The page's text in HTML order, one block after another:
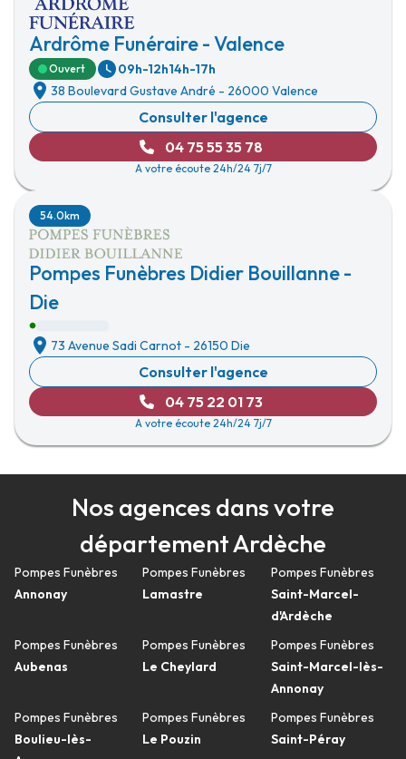
Ardrôme Funéraire - Valence
Ouvert 09h-12h14h-17h
38 Boulevard Gustave André - 26000 Valence
Consulter l'agence
04 75 55 35 78
A votre écoute 24h/24 7j/7
Pompes Funèbres Didier Bouillanne -
Die
54.0km
73 Avenue Sadi Carnot - 26150 Die
Consulter l'agence
04 75 22 01 73
A votre écoute 24h/24 7j/7
Nos agences dans votre
département Ardèche
Pompes Funèbres
Annonay
Pompes Funèbres
Aubenas
Pompes Funèbres
Boulieu-lès-
Pompes Funèbres
Lamastre
Pompes Funèbres
Le Cheylard
Pompes Funèbres
Le Pouzin
Pompes Funèbres
Saint-Marcel-
d'Ardèche
Pompes Funèbres
Saint-Marcel-lès-
Annonay
Pompes Funèbres
Saint-Péray